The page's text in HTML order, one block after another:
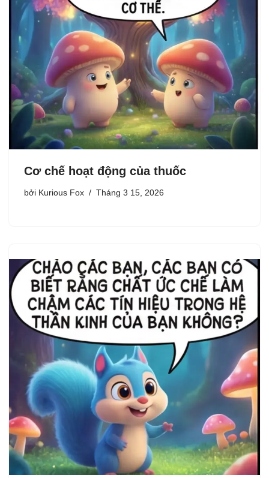
Cơ chế hoạt động của thuốc
bởi Kurious Fox Tháng 3 15, 2026